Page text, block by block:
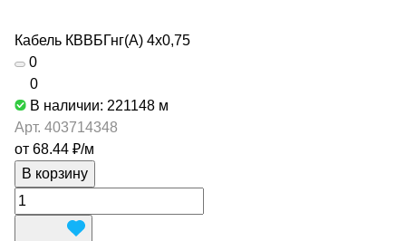
Кабель КВВБГнг(А) 4х0,75
0
0
В наличии: 221148 м
Арт. 403714348
от 68.44 ₽/м
В корзину